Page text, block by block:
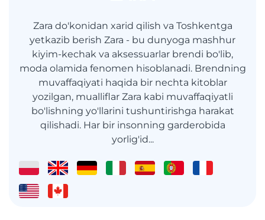
Zara do'konidan xarid qilish va Toshkentga
yetkazib berish Zara - bu dunyoga mashhur
kiyim-kechak va aksessuarlar brendi bo'lib,
moda olamida fenomen hisoblanadi. Brendning
muvaffaqiyati haqida bir nechta kitoblar
yozilgan, mualliflar Zara kabi muvaffaqiyatli
bo'lishning yo'llarini tushuntirishga harakat
qilishadi. Har bir insonning garderobida
yorlig'id...